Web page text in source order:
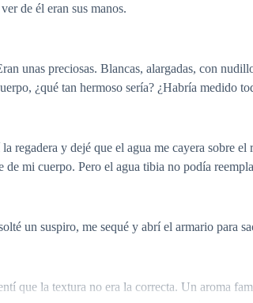
de él eran sus manos.
unas preciosas. Blancas, alargadas, con
¿qué tan hermoso sería? ¿Habría medido
regadera y dejé que el agua me cayera sobre
de mi cuerpo. Pero el agua tibia no podía
un suspiro, me sequé y abrí el armario para
que la textura no era la correcta. Un aroma